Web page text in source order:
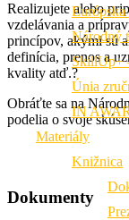
Európska
Národný
SkillUp+
Únia
IN
Materiály
Knižnica
Realizujete alebo
vzdelávania a
princípov, akými sú
definícia, prenos a
kvality atď.?
Obráťte sa na
podelia o svoje
Dokumenty